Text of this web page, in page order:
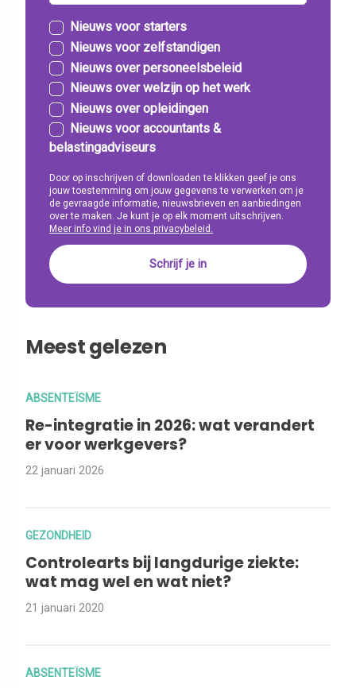
Nieuws voor starters
Nieuws voor zelfstandigen
Nieuws over personeelsbeleid
Nieuws over welzijn op het werk
Nieuws over opleidingen
Nieuws voor accountants &
belastingadviseurs
Door op inschrijven of downloaden te klikken geef je ons
jouw toestemming om jouw gegevens te verwerken om je
de gevraagde informatie, nieuwsbrieven en aanbiedingen
over te maken. Je kunt je op elk moment uitschrijven.
Meer info vind je in ons privacybeleid.
Meest gelezen
ABSENTEÏSME
Re-integratie in 2026: wat verandert
er voor werkgevers?
22 januari 2026
GEZONDHEID
Controlearts bij langdurige ziekte:
wat mag wel en wat niet?
21 januari 2020
ABSENTEÏSME